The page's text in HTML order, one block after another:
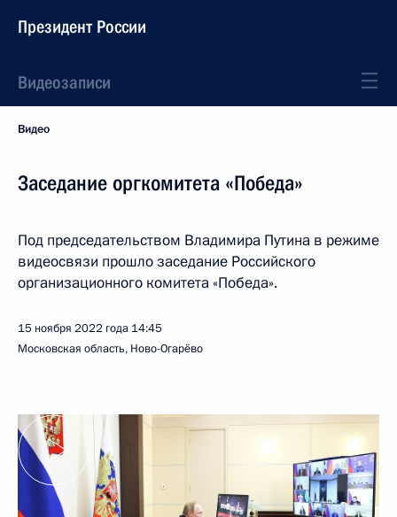
Президент России
Видеозаписи
Видео
Заседание оргкомитета «Победа»
Под председательством Владимира Путина в режиме
видеосвязи прошло заседание Российского
организационного комитета «Победа».
15 ноября 2022 года 14:45
Московская область, Ново-Огарёво